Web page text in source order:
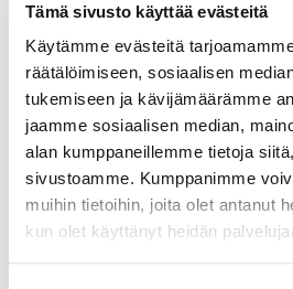
Tämä sivusto käyttää evästeitä
Käytämme evästeitä
räätälöimiseen, sosiaalisen
tukemiseen ja kävijämäärämme
jaamme sosiaalisen median,
alan kumppaneillemme tietoja
sivustoamme. Kumppanimme
muihin tietoihin, joita olet antanut
kun olet käyttänyt heidän
Entistä parempaa otetta
kaipasi myös Sitran
Mustikainen
. Sitran tekemän
niin sanottuun jatkuvaan
Suomessa noin 19 miljardia
Summasta noin 15 miljardia
sektorilta, loput yksityiseltä